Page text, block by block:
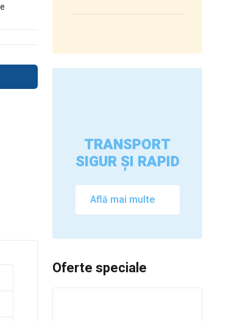
TRANSPORT
SIGUR ȘI RAPID
Află mai multe
Oferte speciale